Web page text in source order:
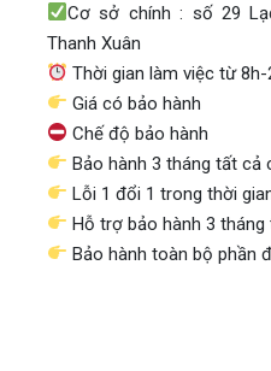
Cơ sở chính : số 29
Thanh Xuân
Thời gian làm việc từ 8h-
Giá có bảo hành
Chế độ bảo hành
Bảo hành 3 tháng tất cả
Lỗi 1 đổi 1 trong thời
Hỗ trợ bảo hành 3 tháng
Bảo hành toàn bộ phần